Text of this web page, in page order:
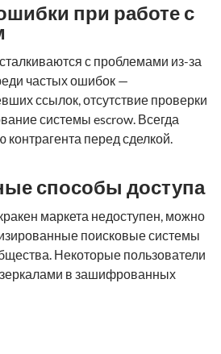
при работе с
с проблемами из-за
частых ошибок —
ссылок, отсутствие проверки
системы escrow. Всегда
перед сделкой.
способы доступа
маркета недоступен, можно
поисковые системы
Некоторые пользователи
в зашифрованных